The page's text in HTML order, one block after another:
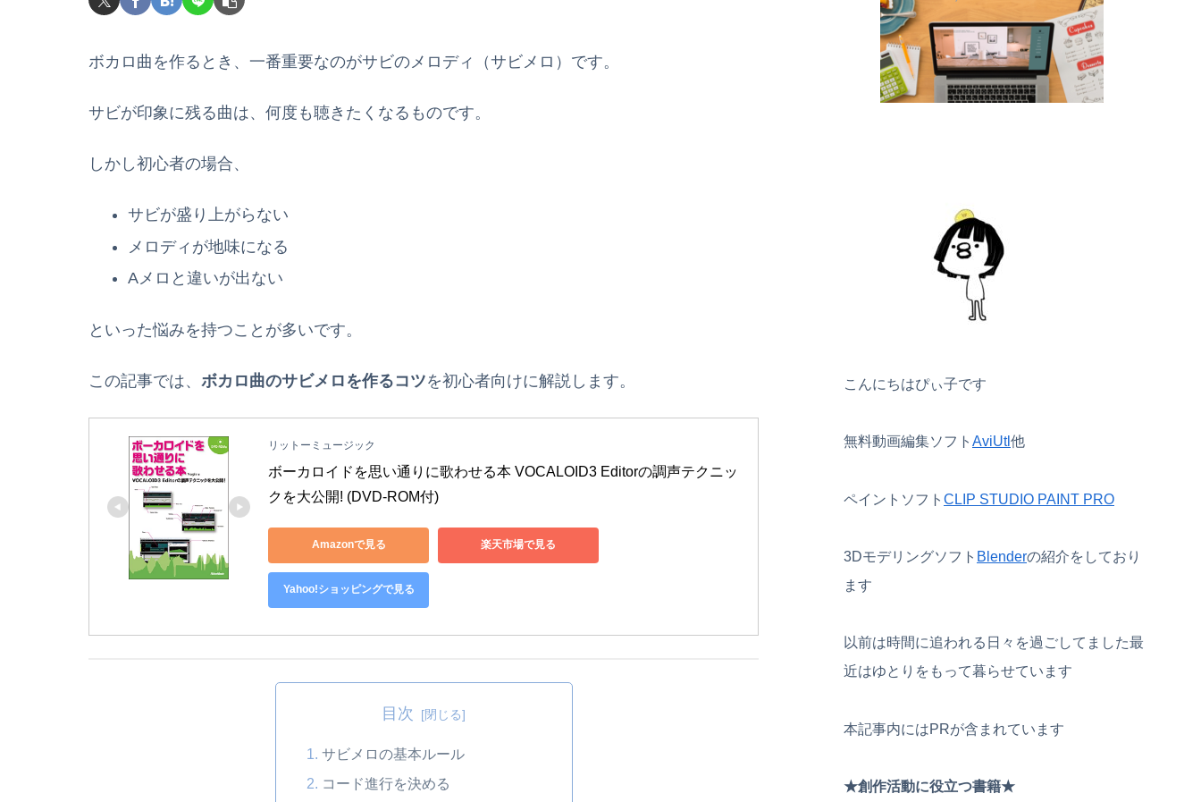
ボカロ曲を作るとき、一番重要なのがサビのメロディ（サビメロ）です。
サビが印象に残る曲は、何度も聴きたくなるものです。
しかし初心者の場合、
サビが盛り上がらない
メロディが地味になる
Aメロと違いが出ない
といった悩みを持つことが多いです。
この記事では、 ボカロ曲のサビメロを作るコツを初心者向けに解説します。
リットーミュージック
ボーカロイドを思い通りに歌わせる本 VOCALOID3 Editorの調声テクニッ
クを大公開! (DVD-ROM付)
Amazonで見る 楽天市場で見る
Yahoo!ショッピングで見る
目次
サビメロの基本ルール
コード進行を決める
こんにちはぴぃ子です
無料動画編集ソフト AviUtl他
ペイントソフト CLIP STUDIO PAINT PRO
3Dモデリングソフト Blenderの紹介をしており
ます
以前は時間に追われる日々を過ごしてました最
近はゆとりをもって暮らせています
本記事内にはPRが含まれています
★創作活動に役立つ書籍★